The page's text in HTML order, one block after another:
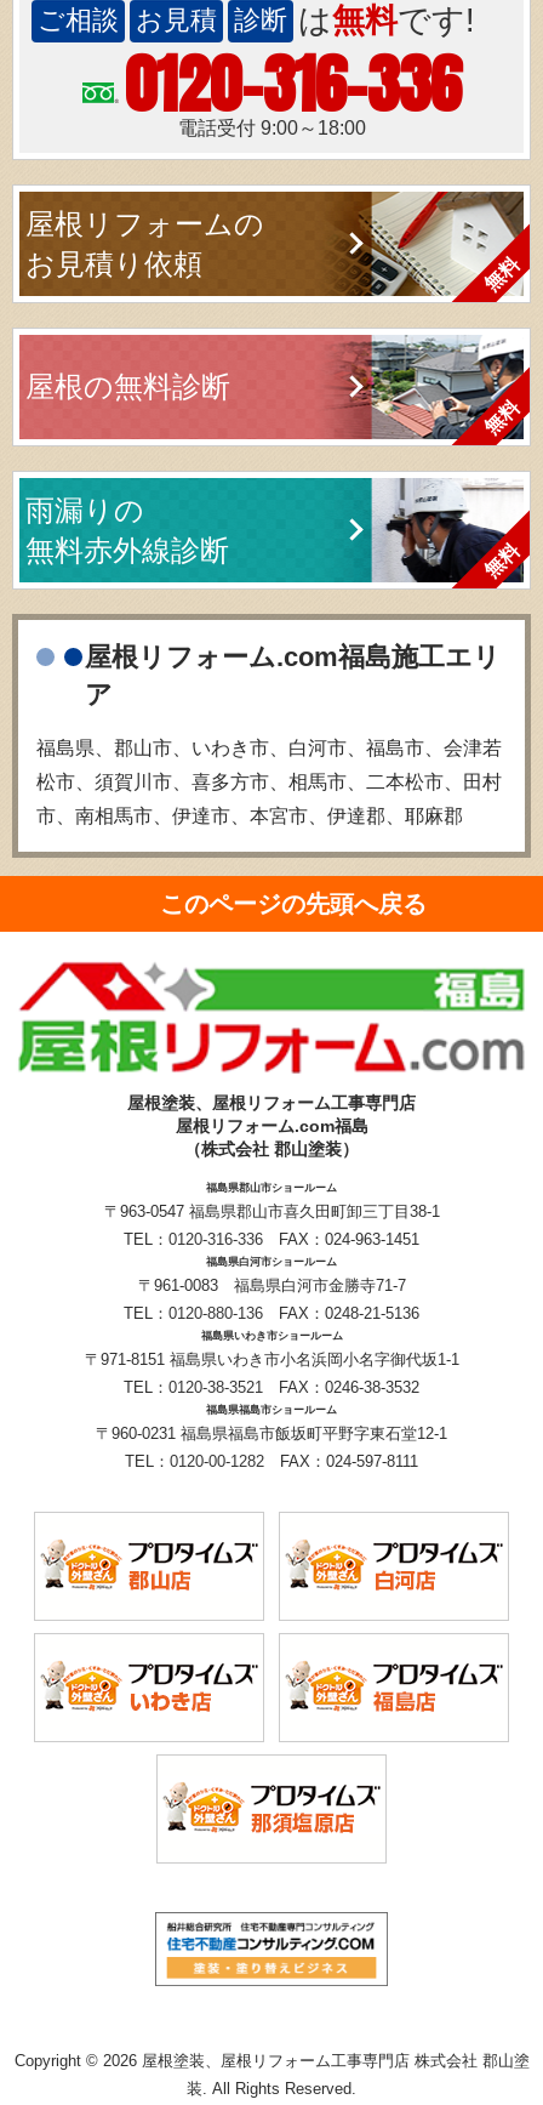
ご相談 お見積 診断 は無料です!
0120-316-336
電話受付 9:00～18:00
屋根リフォームの
お見積り依頼
屋根の無料診断
雨漏りの
無料赤外線診断
屋根リフォーム.com福島施工エリ
ア
福島県、郡山市、いわき市、白河市、福島市、会津若
松市、須賀川市、喜多方市、相馬市、二本松市、田村
市、南相馬市、伊達市、本宮市、伊達郡、耶麻郡
このページの先頭へ戻る
屋根塗装、屋根リフォーム工事専門店
屋根リフォーム.com福島
（株式会社 郡山塗装）
福島県郡山市ショールーム
〒963-0547 福島県郡山市喜久田町卸三丁目38-1
TEL： 0120-316-336 FAX：024-963-1451
福島県白河市ショールーム
〒961-0083 福島県白河市金勝寺71-7
TEL： 0120-880-136 FAX：0248-21-5136
福島県いわき市ショールーム
〒971-8151 福島県いわき市小名浜岡小名字御代坂1-1
TEL： 0120-38-3521 FAX：0246-38-3532
福島県福島市ショールーム
〒960-0231 福島県福島市飯坂町平野字東石堂12-1
TEL： 0120-00-1282 FAX：024-597-8111
Copyright © 2026 屋根塗装、屋根リフォーム工事専門店 株式会社 郡山塗
装. All Rights Reserved.